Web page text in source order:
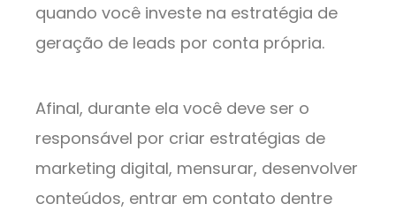
quando você investe na estratégia de
geração de leads por conta própria.
Afinal, durante ela você deve ser o
responsável por criar estratégias de
marketing digital, mensurar, desenvolver
conteúdos, entrar em contato dentre